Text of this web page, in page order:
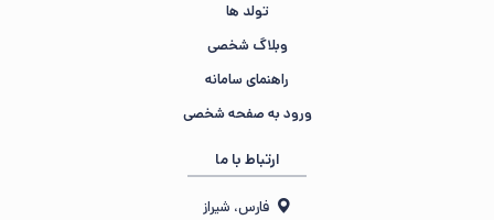
تولد ها
وبلاگ شخصی
راهنمای سامانه
ورود به صفحه شخصی
ارتباط با ما
فارس، شیراز